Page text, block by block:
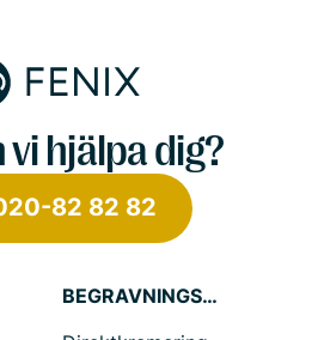
vi hjälpa dig?
82 82 82
BEGRAVNINGSTJÄNSTER